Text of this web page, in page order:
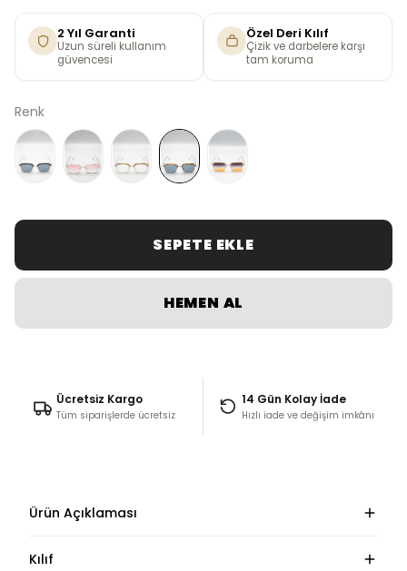
2 Yıl Garanti
Uzun süreli kullanım
güvencesi
Özel Deri Kılıf
Çizik ve darbelere karşı
tam koruma
Renk
SEPETE EKLE
HEMEN AL
Ücretsiz Kargo
Tüm siparişlerde ücretsiz
14 Gün Kolay İade
Hızlı iade ve değişim imkânı
Ürün Açıklaması
Kılıf